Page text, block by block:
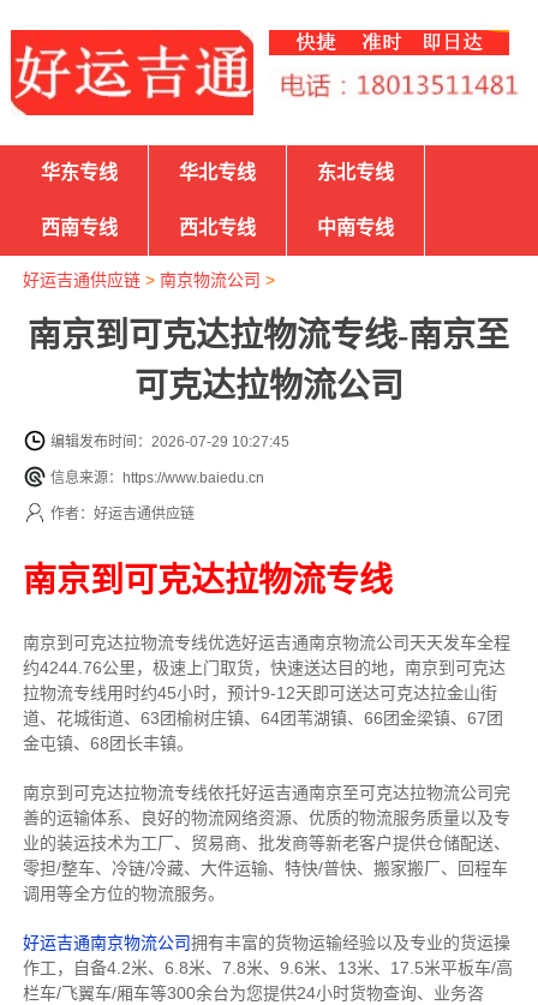
华东专线 华北专线 东北专线
西南专线 西北专线 中南专线
好运吉通供应链> 南京物流公司 >
南京到可克达拉物流专线-南京至
可克达拉物流公司
编辑发布时间：2026-07-29 10:27:45
信息来源：https://www.baiedu.cn
作者：好运吉通供应链
南京到可克达拉物流专线
南京到可克达拉物流专线优选好运吉通南京物流公司天天发车全程
约4244.76公里， 极速上门取货，快速送达目的地，南京到可克达
拉物流专线用时约45小时，预计9-12天即可送达可克达拉金山街
道、花城街道、63团榆树庄镇、64团苇湖镇、66团金梁镇、67团
金屯镇、68团长丰镇。
南京到可克达拉物流专线依托好运吉通南京至可克达拉物流公司完
善的运输体系、良好的物流网络资源、优质的物流服务质量以及专
业的装运技术为工厂、贸易商、批发商等新老客户提供仓储配送、
零担/整车、冷链/冷藏、大件运输、特快/普快、搬家搬厂、回程车
调用等全方位的物流服务。
好运吉通南京物流公司拥有丰富的货物运输经验以及专业的货运操
作工，自备4.2米、6.8米、7.8米、9.6米、13米、17.5米平板车/高
栏车/飞翼车/厢车等300余台为您提供24小时货物查询、业务咨